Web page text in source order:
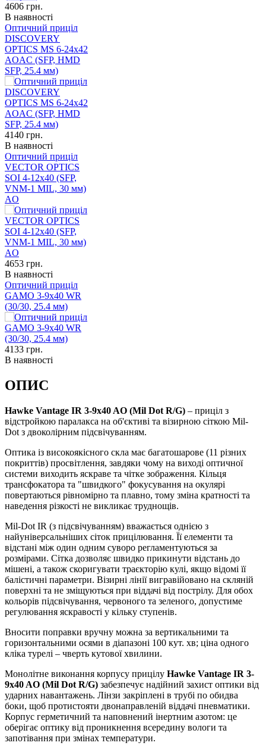
4606 грн.
В наявності
Оптичний приціл
DISCOVERY
OPTICS MS 6-24x42
AOAC (SFP, HMD
SFP, 25.4 мм)
4140 грн.
В наявності
Оптичний приціл
VECTOR OPTICS
SOI 4-12x40 (SFP,
VNM-1 MIL, 30 мм)
AO
4653 грн.
В наявності
Оптичний приціл
GAMO 3-9x40 WR
(30/30, 25.4 мм)
4133 грн.
В наявності
ОПИС
Hawke Vantage IR 3-9x40 AO (Mil Dot R/G) – приціл з
відстройкою паралакса на об'єктиві та візирною сіткою Mil-
Dot з двоколірним підсвічуванням.
Оптика із високоякісного скла має багатошарове (11 різних
покриттів) просвітлення, завдяки чому на виході оптичної
системи виходить яскраве та чітке зображення. Кільця
трансфокатора та "швидкого" фокусування на окулярі
повертаються рівномірно та плавно, тому зміна кратності та
наведення різкості не викликає труднощів.
Mil-Dot IR (з підсвічуванням) вважається однією з
найуніверсальніших сіток прицілювання. Її елементи та
відстані між один одним суворо регламентуються за
розмірами. Сітка дозволяє швидко прикинути відстань до
мішені, а також скоригувати траєкторію кулі, якщо відомі її
балістичні параметри. Візирні лінії вигравійовано на скляній
поверхні та не зміщуються при віддачі від пострілу. Для обох
кольорів підсвічування, червоного та зеленого, допустиме
регулювання яскравості у кільку ступенів.
Вносити поправки вручну можна за вертикальними та
горизонтальними осями в діапазоні 100 кут. хв; ціна одного
кліка турелі – чверть кутової хвилини.
Монолітне виконання корпусу прицілу Hawke Vantage IR 3-
9x40 AO (Mil Dot R/G) забезпечує надійний захист оптики від
ударних навантажень. Лінзи закріплені в трубі по обидва
боки, щоб протистояти двонаправленій віддачі пневматики.
Корпус герметичний та наповнений інертним азотом: це
оберігає оптику від проникнення всередину вологи та
запотівання при змінах температури.